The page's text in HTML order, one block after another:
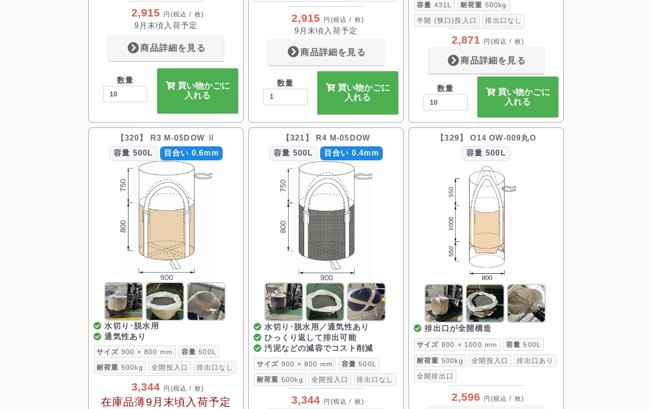
2,915 円 (税込 / 枚)
9月末頃入荷予定
商品詳細を見る
数量
買い物かごに
入れる
2,915 円 (税込 / 枚)
9月末頃入荷予定
商品詳細を見る
数量
買い物かごに
入れる
容量 431L 耐荷重 500kg
半開 (狭口)投入口 排出口なし
2,871 円 (税込 / 枚)
商品詳細を見る
数量
買い物かごに
入れる
【320】 R3 M-05DOW Ⅱ
容量 500L 目合い 0.6mm
水切り･脱水用
通気性あり
サイズ 900 × 800 mm 容量 500L
耐荷重 500kg 全開投入口 排出口なし
3,344 円 (税込 / 枚)
在庫品薄9月末頃入荷予定
【321】 R4 M-05DOW
容量 500L 目合い 0.4mm
水切り･脱水用／通気性あり
ひっくり返して排出可能
汚泥などの減容でコスト削減
サイズ 900 × 800 mm 容量 500L
耐荷重 500kg 全開投入口 排出口なし
3,344 円 (税込 / 枚)
【329】 O14 OW-009丸O
容量 500L
排出口が全開構造
サイズ 800 × 1000 mm 容量 500L
耐荷重 500kg 全開投入口 排出口あり
全開排出口
2,596 円 (税込 / 枚)